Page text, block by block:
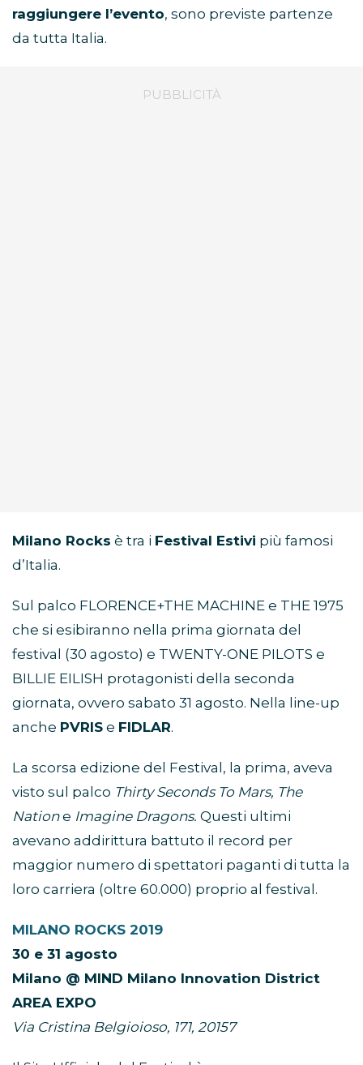
raggiungere l’evento, sono previste partenze
da tutta Italia.
Milano Rocks è tra i Festival Estivi più famosi
d’Italia.
Sul palco FLORENCE+THE MACHINE e THE 1975
che si esibiranno nella prima giornata del
festival (30 agosto) e TWENTY-ONE PILOTS e
BILLIE EILISH protagonisti della seconda
giornata, ovvero sabato 31 agosto. Nella line-up
anche PVRIS e FIDLAR.
La scorsa edizione del Festival, la prima, aveva
visto sul palco Thirty Seconds To Mars, The
Natione Imagine Dragons. Questi ultimi
avevano addirittura battuto il record per
maggior numero di spettatori paganti di tutta la
loro carriera (oltre 60.000) proprio al festival.
MILANO ROCKS 2019
30 e 31 agosto
Milano @ MIND Milano Innovation District
AREA EXPO
Via Cristina Belgioioso, 171, 20157